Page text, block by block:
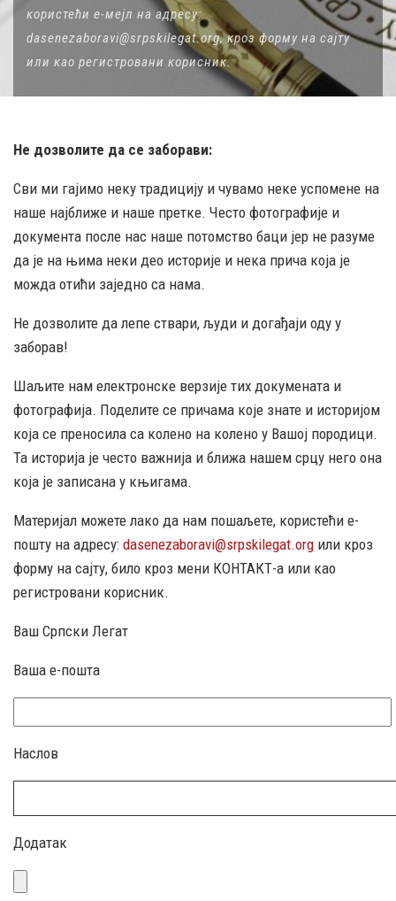
користећи е-мејл на адресу:
dasenezaboravi@srpskilegat.org, кроз форму на сајту
или као регистровани корисник.
Не дозволите да се заборави:
Сви ми гајимо неку традицију и чувамо неке успомене на
наше најближе и наше претке. Често фотографије и
документа после нас наше потомство баци јер не разуме
да је на њима неки део историје и нека прича која је
можда отићи заједно са нама.
Не дозволите да лепе ствари, људи и догађаји оду у
заборав!
Шаљите нам електронске верзије тих докумената и
фотографија. Поделите се причама које знате и историјом
која се преносила са колено на колено у Вашој породици.
Та историја је често важнија и ближа нашем срцу него она
која је записана у књигама.
Материјал можете лако да нам пошаљете, користећи е-
пошту на адресу: dasenezaboravi@srpskilegat.org или кроз
форму на сајту, било кроз мени КОНТАКТ-а или као
регистровани корисник.
Ваш Српски Легат
Ваша е-пошта
Наслов
Додатак